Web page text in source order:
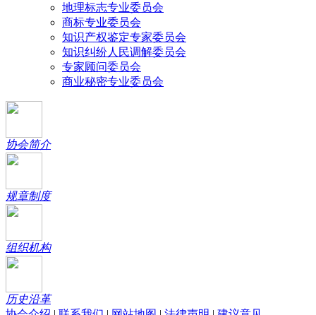
地理标志专业委员会
商标专业委员会
知识产权鉴定专家委员会
知识纠纷人民调解委员会
专家顾问委员会
商业秘密专业委员会
协会简介
规章制度
组织机构
历史沿革